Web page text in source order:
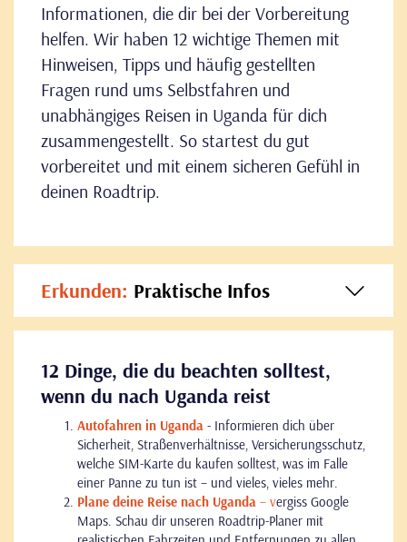
Informationen, die dir bei der Vorbereitung
helfen. Wir haben 12 wichtige Themen mit
Hinweisen, Tipps und häufig gestellten
Fragen rund ums Selbstfahren und
unabhängiges Reisen in Uganda für dich
zusammengestellt. So startest du gut
vorbereitet und mit einem sicheren Gefühl in
deinen Roadtrip.
Erkunden: Praktische Infos
12 Dinge, die du beachten solltest,
wenn du nach Uganda reist
Autofahren in Uganda - Informieren dich über
Sicherheit, Straßenverhältnisse, Versicherungsschutz,
welche SIM-Karte du kaufen solltest, was im Falle
einer Panne zu tun ist – und vieles, vieles mehr.
Plane deine Reise nach Uganda – vergiss Google
Maps. Schau dir unseren Roadtrip-Planer mit